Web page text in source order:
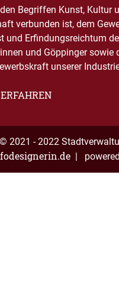
Begriffen Kunst, Kultur
verbunden ist, dem
und Erfindungsreichtum
und Göppinger sowie
unserer
2021 - 2022
|